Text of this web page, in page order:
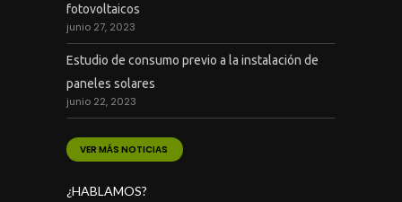
fotovoltaicos
junio 27, 2023
Estudio de consumo previo a la instalación de
paneles solares
junio 22, 2023
VER MÁS NOTICIAS
¿HABLAMOS?